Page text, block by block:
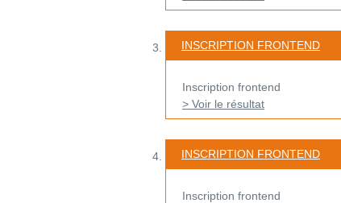
INSCRIPTION FRONTEND
Inscription frontend
> Voir le résultat
INSCRIPTION FRONTEND
Inscription frontend